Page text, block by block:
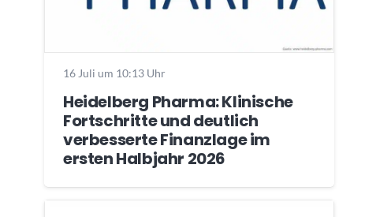
16 Juli um 10:13 Uhr
Heidelberg Pharma: Klinische
Fortschritte und deutlich
verbesserte Finanzlage im
ersten Halbjahr 2026